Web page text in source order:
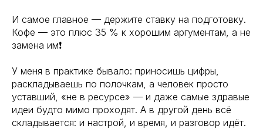
И самое главное — держите ставку на подготовку.
Кофе — это плюс 35 % к хорошим аргументам, а не
замена им❗
У меня в практике бывало: приносишь цифры,
раскладываешь по полочкам, а человек просто
уставший, «не в ресурсе» — и даже самые здравые
идеи будто мимо проходят. А в другой день всё
складывается: и настрой, и время, и разговор идёт.